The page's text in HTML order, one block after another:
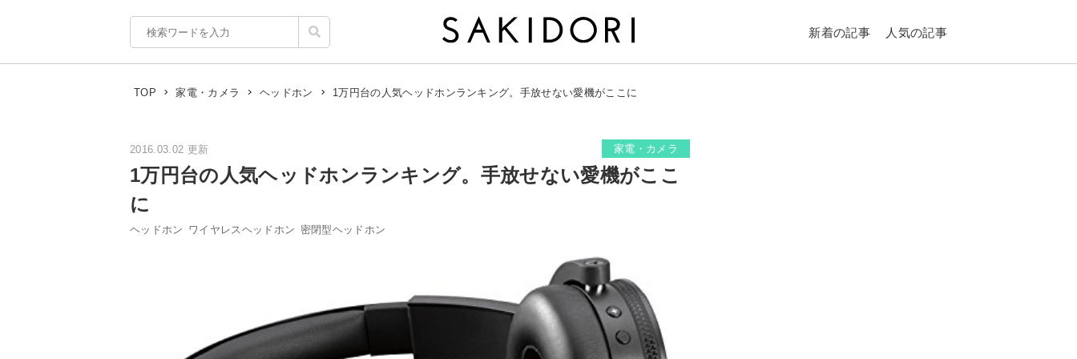
新着の記事 人気の記事
TOP 家電・カメラ ヘッドホン 1万円台の人気ヘッドホンランキング。手放せない愛機がここに
2016.03.02 更新 家電・カメラ
1万円台の人気ヘッドホンランキング。手放せない愛機がここ
に
ヘッドホン ワイヤレスヘッドホン 密閉型ヘッドホン